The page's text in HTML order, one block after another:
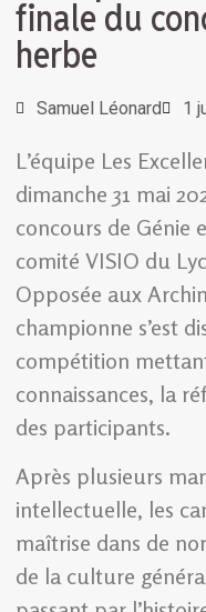
finale du
herbe
Samuel Léonard 1
L’équipe Les
dimanche 31 mai
concours de Génie
comité VISIO du
Opposée aux
championne s’est
compétition
connaissances, la
des participants.
Après plusieurs
intellectuelle, les
maîtrise dans de
de la culture